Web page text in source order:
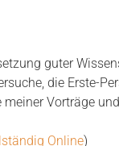
guter
die Erste-
Vorträge
Online)